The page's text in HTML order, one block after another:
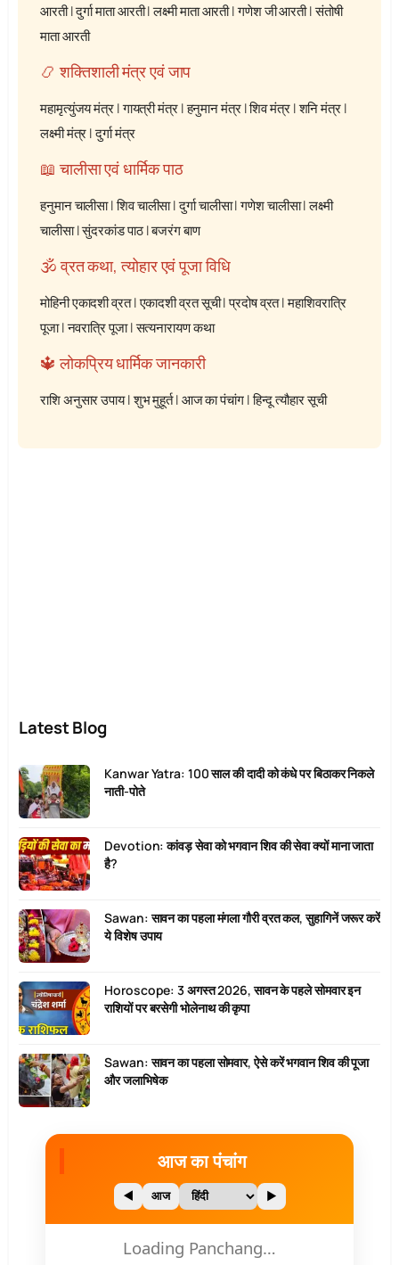
आरती|दुर्गा माता आरती|लक्ष्मी माता आरती|गणेश जी आरती|संतोषी
माता आरती
📿 शक्तिशाली मंत्र एवं जाप
महामृत्युंजय मंत्र|गायत्री मंत्र|हनुमान मंत्र|शिव मंत्र|शनि मंत्र|
लक्ष्मी मंत्र|दुर्गा मंत्र
📖 चालीसा एवं धार्मिक पाठ
हनुमान चालीसा|शिव चालीसा|दुर्गा चालीसा|गणेश चालीसा|लक्ष्मी
चालीसा|सुंदरकांड पाठ|बजरंग बाण
🕉️ व्रत कथा, त्योहार एवं पूजा विधि
मोहिनी एकादशी व्रत|एकादशी व्रत सूची|प्रदोष व्रत|महाशिवरात्रि
पूजा|नवरात्रि पूजा|सत्यनारायण कथा
🔱 लोकप्रिय धार्मिक जानकारी
राशि अनुसार उपाय|शुभ मुहूर्त|आज का पंचांग|हिन्दू त्यौहार सूची
Latest Blog
Kanwar Yatra: 100 साल की दादी को कंधे पर बिठाकर निकले
नाती-पोते
Devotion: कांवड़ सेवा को भगवान शिव की सेवा क्यों माना जाता
है?
Sawan: सावन का पहला मंगला गौरी व्रत कल, सुहागिनें जरूर करें
ये विशेष उपाय
Horoscope: 3 अगस्त 2026, सावन के पहले सोमवार इन
राशियों पर बरसेगी भोलेनाथ की कृपा
Sawan: सावन का पहला सोमवार, ऐसे करें भगवान शिव की पूजा
और जलाभिषेक
आज का पंचांग
◀ आज ▶
Loading Panchang…